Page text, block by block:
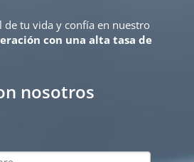
de tu vida y confía en nuestro
con una alta tasa de
nosotros